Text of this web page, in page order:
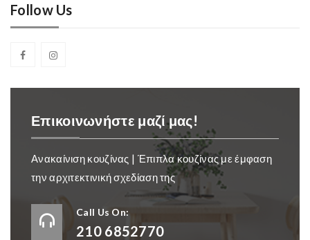
Follow Us
Επικοινωνήστε μαζί μας!
Ανακαίνιση κουζίνας | Έπιπλα κουζίνας με έμφαση
την αρχιτεκτινική σχεδίαση της
Call Us On:
210 6852770